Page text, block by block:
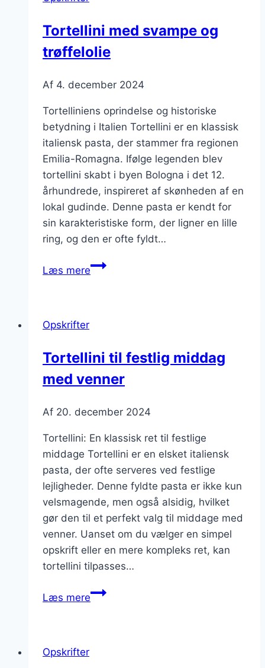
Tortellini med svampe og
trøffelolie
Af 4. december 2024
Tortelliniens oprindelse og historiske
betydning i Italien Tortellini er en klassisk
italiensk pasta, der stammer fra regionen
Emilia-Romagna. Ifølge legenden blev
tortellini skabt i byen Bologna i det 12.
århundrede, inspireret af skønheden af en
lokal gudinde. Denne pasta er kendt for
sin karakteristiske form, der ligner en lille
ring, og den er ofte fyldt…
Læs mereTortellini
Opskrifter
Tortellini til festlig middag
med venner
Af 20. december 2024
Tortellini: En klassisk ret til festlige
middage Tortellini er en elsket italiensk
pasta, der ofte serveres ved festlige
lejligheder. Denne fyldte pasta er ikke kun
velsmagende, men også alsidig, hvilket
gør den til et perfekt valg til middage med
venner. Uanset om du vælger en simpel
opskrift eller en mere kompleks ret, kan
tortellini tilpasses…
Læs mereTortellini
Opskrifter